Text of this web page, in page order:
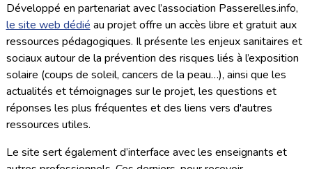
Développé en partenariat avec l’association Passerelles.info,
le site web dédié au projet offre un accès libre et gratuit aux
ressources pédagogiques. Il présente les enjeux sanitaires et
sociaux autour de la prévention des risques liés à l’exposition
solaire (coups de soleil, cancers de la peau…), ainsi que les
actualités et témoignages sur le projet, les questions et
réponses les plus fréquentes et des liens vers d'autres
ressources utiles.
Le site sert également d’interface avec les enseignants et